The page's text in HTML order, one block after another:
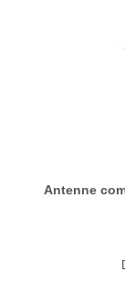
Antenne